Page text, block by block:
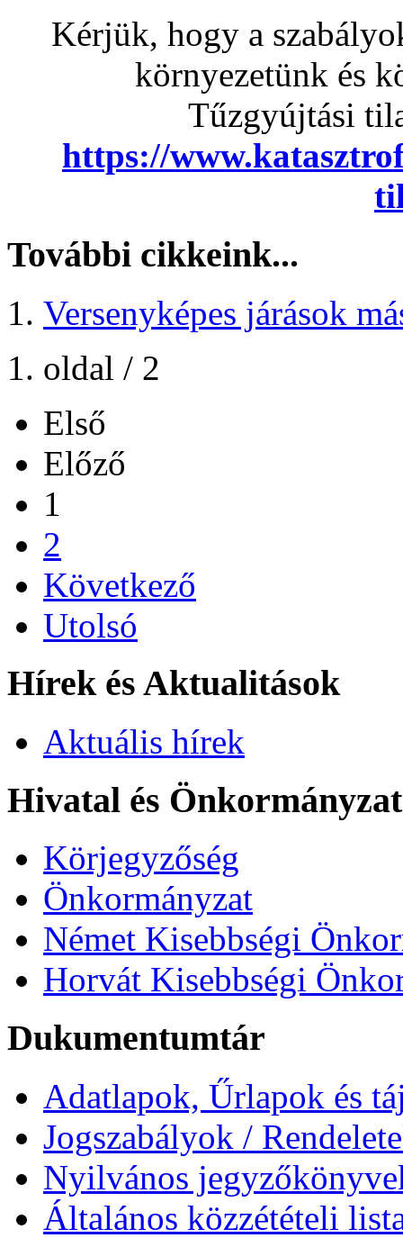
Kérjük, hogy a
környezetünk és
Tűzgyújtási
https://
További cikkeink...
Versenyképes járások
1. oldal / 2
Első
Előző
1
2
Következő
Utolsó
Hírek és Aktualitások
Aktuális hírek
Hivatal és
Körjegyzőség
Önkormányzat
Német Kisebbségi
Horvát Kisebbségi
Dukumentumtár
Adatlapok, Űrlapok és
Jogszabályok /
Nyilvános
Általános közzétételi